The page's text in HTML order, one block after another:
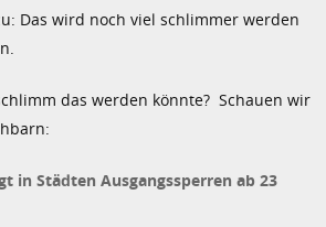
Das wird noch viel schlimmer werden
das werden könnte? Schauen wir
in Städten Ausgangssperren ab 23